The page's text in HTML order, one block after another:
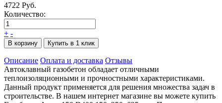
4722 Руб.
Количество:
+ -
В корзину Купить в 1 клик
Описание Оплата и доставка Отзывы
Автоклавный газобетон обладает отличными
теплоизоляционными и прочностными характеристиками.
Данный продукт применяется для решения множества задач в
строительстве. В нашем интернет магазине вы можете купить